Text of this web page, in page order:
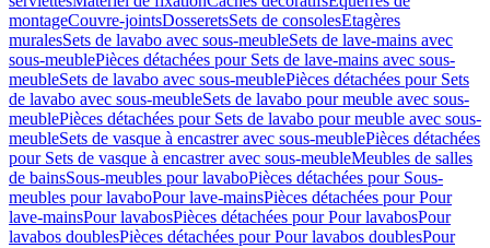
montageCouvre-jointsDosseretsSets de consolesEtagères
muralesSets de lavabo avec sous-meubleSets de lave-mains avec
sous-meublePièces détachées pour Sets de lave-mains avec sous-
meubleSets de lavabo avec sous-meublePièces détachées pour Sets
de lavabo avec sous-meubleSets de lavabo pour meuble avec sous-
meublePièces détachées pour Sets de lavabo pour meuble avec sous-
meubleSets de vasque à encastrer avec sous-meublePièces détachées
pour Sets de vasque à encastrer avec sous-meubleMeubles de salles
de bainsSous-meubles pour lavaboPièces détachées pour Sous-
meubles pour lavaboPour lave-mainsPièces détachées pour Pour
lave-mainsPour lavabosPièces détachées pour Pour lavabosPour
lavabos doublesPièces détachées pour Pour lavabos doublesPour